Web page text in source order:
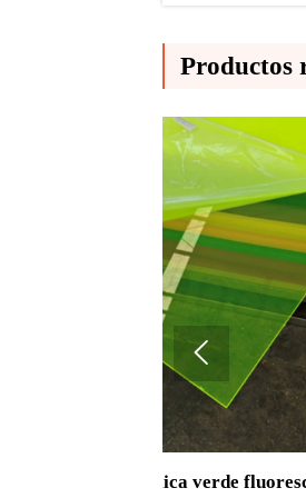
Productos
Lámina
